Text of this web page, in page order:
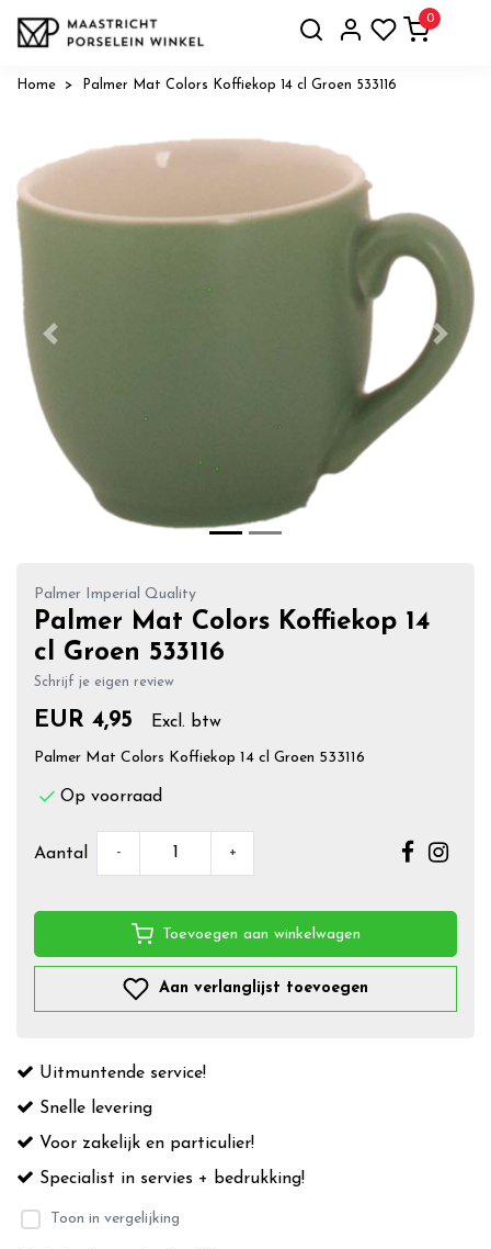
0
Home Palmer Mat Colors Koffiekop 14 cl Groen 533116
Vorige
Palmer Imperial Quality
Palmer Mat Colors Koffiekop 14
cl Groen 533116
Schrijf je eigen review
EUR 4,95 Excl. btw
Palmer Mat Colors Koffiekop 14 cl Groen 533116
Op voorraad
Aantal - +
Toevoegen aan winkelwagen
Aan verlanglijst toevoegen
Uitmuntende service!
Snelle levering
Voor zakelijk en particulier!
Specialist in servies + bedrukking!
Toon in vergelijking